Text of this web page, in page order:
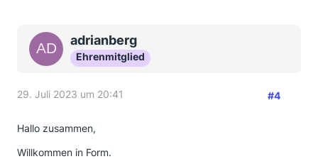
adrianberg
Ehrenmitglied
29. Juli 2023 um 20:41 #4
Hallo zusammen,
Willkommen in Form.